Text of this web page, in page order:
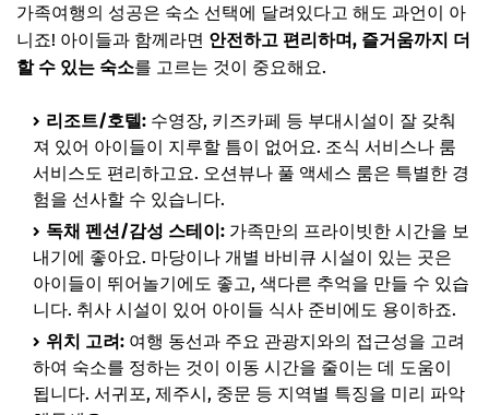
가족여행의 성공은 숙소 선택에 달려있다고 해도 과언이 아
니죠! 아이들과 함께라면 안전하고 편리하며, 즐거움까지 더
할 수 있는 숙소를 고르는 것이 중요해요.
리조트/호텔: 수영장, 키즈카페 등 부대시설이 잘 갖춰
져 있어 아이들이 지루할 틈이 없어요. 조식 서비스나 룸
서비스도 편리하고요. 오션뷰나 풀 액세스 룸은 특별한 경
험을 선사할 수 있습니다.
독채 펜션/감성 스테이: 가족만의 프라이빗한 시간을 보
내기에 좋아요. 마당이나 개별 바비큐 시설이 있는 곳은
아이들이 뛰어놀기에도 좋고, 색다른 추억을 만들 수 있습
니다. 취사 시설이 있어 아이들 식사 준비에도 용이하죠.
위치 고려: 여행 동선과 주요 관광지와의 접근성을 고려
하여 숙소를 정하는 것이 이동 시간을 줄이는 데 도움이
됩니다. 서귀포, 제주시, 중문 등 지역별 특징을 미리 파악